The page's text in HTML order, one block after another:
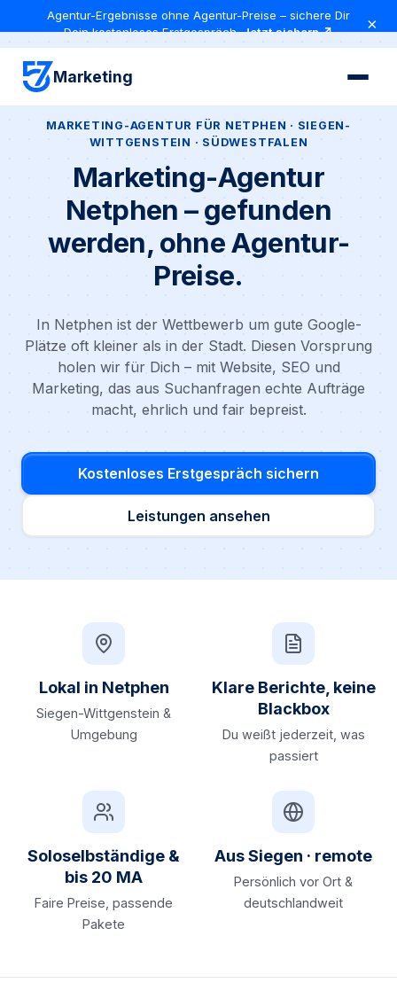
Agentur-Ergebnisse ohne Agentur-Preise – sichere Dir
Dein kostenloses ErstgesprächJetzt sichern ↗ ×
Marketing
MARKETING-AGENTUR FÜR NETPHEN · SIEGEN-
WITTGENSTEIN · SÜDWESTFALEN
Marketing-Agentur
Netphen – gefunden
werden, ohne Agentur-
Preise.
In Netphen ist der Wettbewerb um gute Google-
Plätze oft kleiner als in der Stadt. Diesen Vorsprung
holen wir für Dich – mit Website, SEO und
Marketing, das aus Suchanfragen echte Aufträge
macht, ehrlich und fair bepreist.
Kostenloses Erstgespräch sichern
Leistungen ansehen
Lokal in Netphen
Siegen-Wittgenstein &
Umgebung
Klare Berichte, keine
Blackbox
Du weißt jederzeit, was
passiert
Soloselbständige &
bis 20 MA
Faire Preise, passende
Pakete
Aus Siegen · remote
Persönlich vor Ort &
deutschlandweit